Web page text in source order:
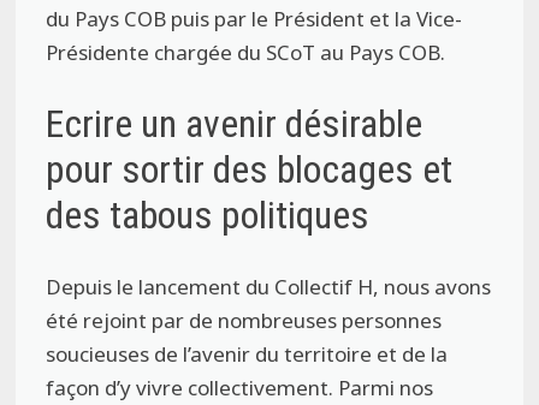
du Pays COB puis par le Président et la Vice-
Présidente chargée du SCoT au Pays COB.
Ecrire un avenir désirable
pour sortir des blocages et
des tabous politiques
Depuis le lancement du Collectif H, nous avons
été rejoint par de nombreuses personnes
soucieuses de l’avenir du territoire et de la
façon d’y vivre collectivement. Parmi nos